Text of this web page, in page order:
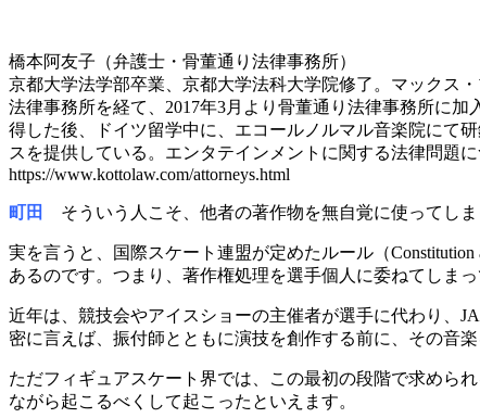
橋本阿友子（弁護士・骨董通り法律事務所）
京都大学法学部卒業、京都大学法科大学院修了。マックス・
法律事務所を経て、2017年3月より骨董通り法律事務所に
得した後、ドイツ留学中に、エコールノルマル音楽院にて
スを提供している。エンタテインメントに関する法律問題
https://www.kottolaw.com/attorneys.html
町田 そういう人こそ、他者の著作物を無自覚に使ってしま
実を言うと、国際スケート連盟が定めたルール（Constitution
あるのです。つまり、著作権処理を選手個人に委ねてしま
近年は、競技会やアイスショーの主催者が選手に代わり、
密に言えば、振付師とともに演技を創作する前に、その音
ただフィギュアスケート界では、この最初の段階で求めら
ながら起こるべくして起こったといえます。